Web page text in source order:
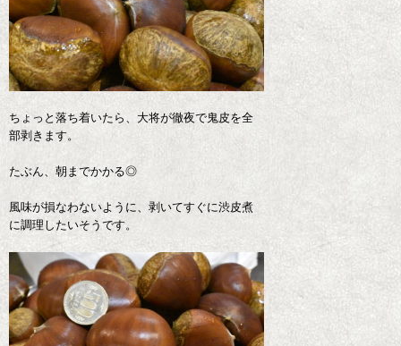
ちょっと落ち着いたら、大将が徹夜で鬼皮を全
部剥きます。
たぶん、朝までかかる◎
風味が損なわないように、剥いてすぐに渋皮煮
に調理したいそうです。